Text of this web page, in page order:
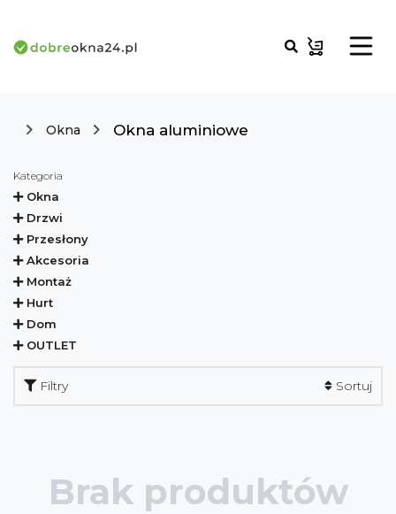
Okna Okna aluminiowe
Kategoria
Okna
Drzwi
Przesłony
Akcesoria
Montaż
Hurt
Dom
OUTLET
Filtry Sortuj
Brak produktów